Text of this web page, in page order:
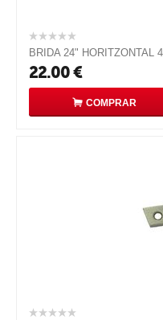
BRIDA 24" HORITZONTAL
22.00€
COMPRAR